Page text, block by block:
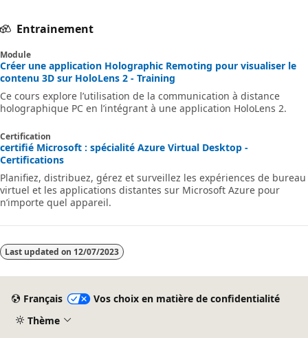
Entrainement
Module
Créer une application Holographic Remoting pour visualiser le
contenu 3D sur HoloLens 2 - Training
Ce cours explore l’utilisation de la communication à distance
holographique PC en l’intégrant à une application HoloLens 2.
Certification
certifié Microsoft : spécialité Azure Virtual Desktop -
Certifications
Planifiez, distribuez, gérez et surveillez les expériences de bureau
virtuel et les applications distantes sur Microsoft Azure pour
n’importe quel appareil.
Last updated on 12/07/2023
Français
Vos choix en matière de confidentialité
Thème